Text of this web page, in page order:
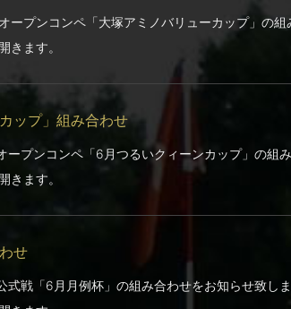
ープンコンペ「大塚アミノバリューカップ」の組
きます。
ップ」組み合わせ
ープンコンペ「6月つるいクィーンカップ」の組
きます。
せ
式戦「6月月例杯」の組み合わせをお知らせ致しま